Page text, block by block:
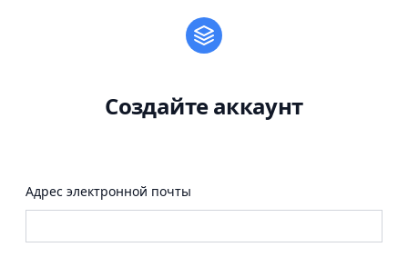
Создайте аккаунт
Адрес электронной почты